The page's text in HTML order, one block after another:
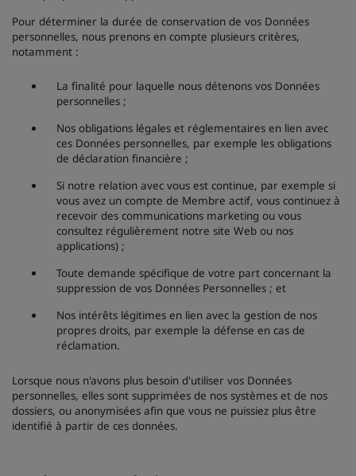
Pour déterminer la durée de conservation de vos Données
personnelles, nous prenons en compte plusieurs critères,
notamment :
La finalité pour laquelle nous détenons vos Données
personnelles ;
Nos obligations légales et réglementaires en lien avec
ces Données personnelles, par exemple les obligations
de déclaration financière ;
Si notre relation avec vous est continue, par exemple si
vous avez un compte de Membre actif, vous continuez à
recevoir des communications marketing ou vous
consultez régulièrement notre site Web ou nos
applications) ;
Toute demande spécifique de votre part concernant la
suppression de vos Données Personnelles ; et
Nos intérêts légitimes en lien avec la gestion de nos
propres droits, par exemple la défense en cas de
réclamation.
Lorsque nous n'avons plus besoin d'utiliser vos Données
personnelles, elles sont supprimées de nos systèmes et de nos
dossiers, ou anonymisées afin que vous ne puissiez plus être
identifié à partir de ces données.